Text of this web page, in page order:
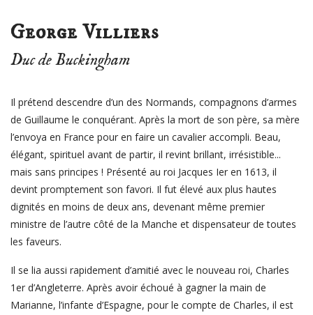
George Villiers
Duc de Buckingham
Il prétend descendre d’un des Normands, compagnons d’armes
de Guillaume le conquérant. Après la mort de son père, sa mère
l’envoya en France pour en faire un cavalier accompli. Beau,
élégant, spirituel avant de partir, il revint brillant, irrésistible...
mais sans principes ! Présenté au roi Jacques Ier en 1613, il
devint promptement son favori. Il fut élevé aux plus hautes
dignités en moins de deux ans, devenant même premier
ministre de l’autre côté de la Manche et dispensateur de toutes
les faveurs.
Il se lia aussi rapidement d’amitié avec le nouveau roi, Charles
1er d’Angleterre. Après avoir échoué à gagner la main de
Marianne, l’infante d’Espagne, pour le compte de Charles, il est